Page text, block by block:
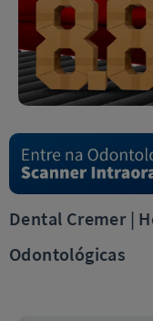
Dental Cremer |
Odontológicas